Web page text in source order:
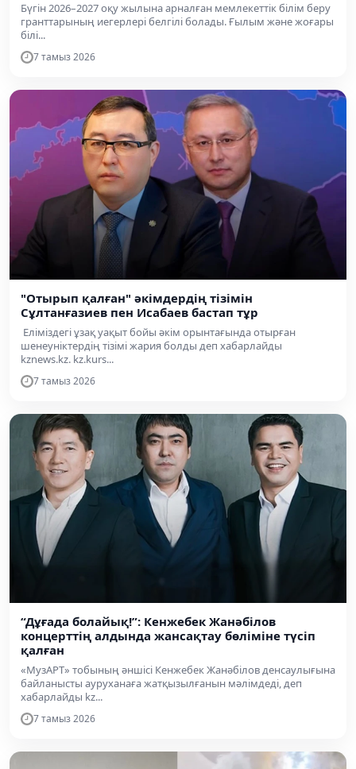
Бүгін 2026–2027 оқу жылына арналған мемлекеттік білім беру
гранттарының иегерлері белгілі болады. Ғылым және жоғары
білі...
7 тамыз 2026
"Отырып қалған" әкімдердің тізімін
Сұлтанғазиев пен Исабаев бастап тұр
Еліміздегі ұзақ уақыт бойы әкім орынтағында отырған
шенеуніктердің тізімі жария болды деп хабарлайды
kznews.kz. kz.kurs...
7 тамыз 2026
“Дұғада болайық!”: Кенжебек Жанәбілов
концерттің алдында жансақтау бөліміне түсіп
қалған
«МузАРТ» тобының әншісі Кенжебек Жанәбілов денсаулығына
байланысты ауруханаға жатқызылғанын мәлімдеді, деп
хабарлайды kz...
7 тамыз 2026